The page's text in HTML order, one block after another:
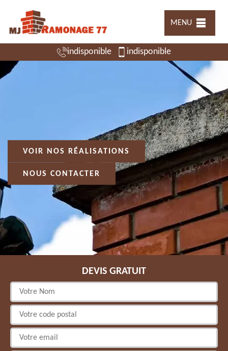
MENU
indisponible indisponible
VOIR NOS RÉALISATIONS
NOUS CONTACTER
DEVIS GRATUIT